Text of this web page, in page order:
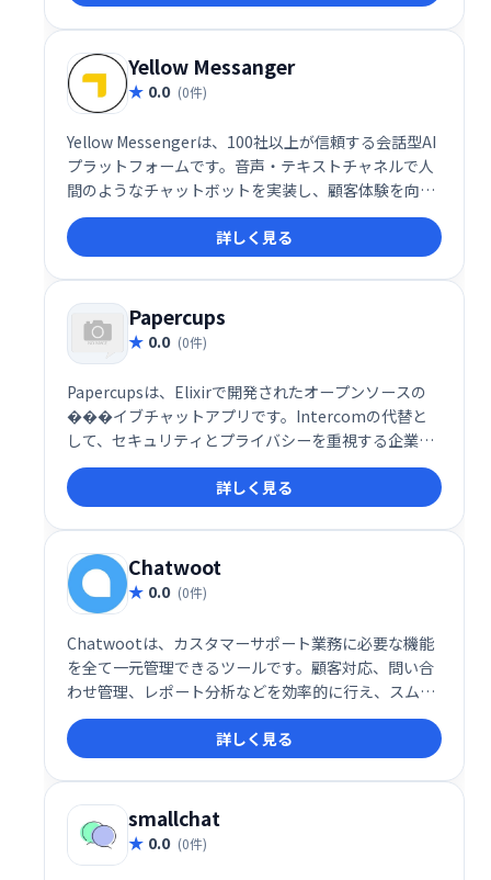
Yellow Messanger
0.0 (0件)
Yellow Messengerは、100社以上が信頼する会話型AI
プラットフォームです。音声・テキストチャネルで人
間のようなチャットボットを実装し、顧客体験を向上
させます。強力なNLPエンジン、感情分析、90以上の
言語対応など、高度な機能を備え、コンタクトセンタ
ーの自動化にも貢献します。エンドツーエンドの会話
設計で、スムーズなコミュニケーションを実現しま
す。
詳しく見る
Papercups
0.0 (0件)
Papercupsは、Elixirで開発されたオープンソースの
���イブチャットアプリです。Intercomの代替と
して、セキュリティとプライバシーを重視する企業に
自己ホスト型ソリューションを提供します。ソースコ
ードへのアクセスが可能で、カスタマイズ性に優れて
います。
詳しく見る
Chatwoot
0.0 (0件)
Chatwootは、カスタマーサポート業務に必要な機能
を全て一元管理できるツールです。顧客対応、問い合
わせ管理、レポート分析などを効率的に行え、スムー
ズな顧客コミュニケーションを実現します。導入コス
トを抑え、生産性向上に貢献します。
詳しく見る
smallchat
0.0 (0件)